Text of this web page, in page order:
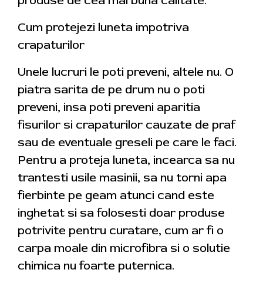
Cum protejezi luneta impotriva
crapaturilor
Unele lucruri le poti preveni, altele nu. O
piatra sarita de pe drum nu o poti
preveni, insa poti preveni aparitia
fisurilor si crapaturilor cauzate de praf
sau de eventuale greseli pe care le faci.
Pentru a proteja luneta, incearca sa nu
trantesti usile masinii, sa nu torni apa
fierbinte pe geam atunci cand este
inghetat si sa folosesti doar produse
potrivite pentru curatare, cum ar fi o
carpa moale din microfibra si o solutie
chimica nu foarte puternica.